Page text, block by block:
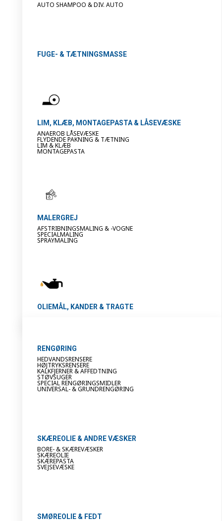
AUTO SHAMPOO & DIV. AUTO
FUGE- & TÆTNINGSMASSE
LIM, KLÆB, MONTAGEPASTA & LÅSEVÆSKE
ANAEROB LÅSEVÆSKE
FLYDENDE PAKNING & TÆTNING
LIM & KLÆB
MONTAGEPASTA
MALERGREJ
AFSTRIBNINGSMALING & -VOGNE
SPECIALMALING
SPRAYMALING
OLIEMÅL, KANDER & TRAGTE
RENGØRING
HEDVANDSRENSERE
HØJTRYKSRENSERE
KALKFJERNER & AFFEDTNING
STØVSUGER
SPECIAL RENGØRINGSMIDLER
UNIVERSAL- & GRUNDRENGØRING
SKÆREOLIE & ANDRE VÆSKER
BORE- & SKÆREVÆSKER
SKÆREOLIE
SKÆREPASTA
SVEJSEVÆSKE
SMØREOLIE & FEDT